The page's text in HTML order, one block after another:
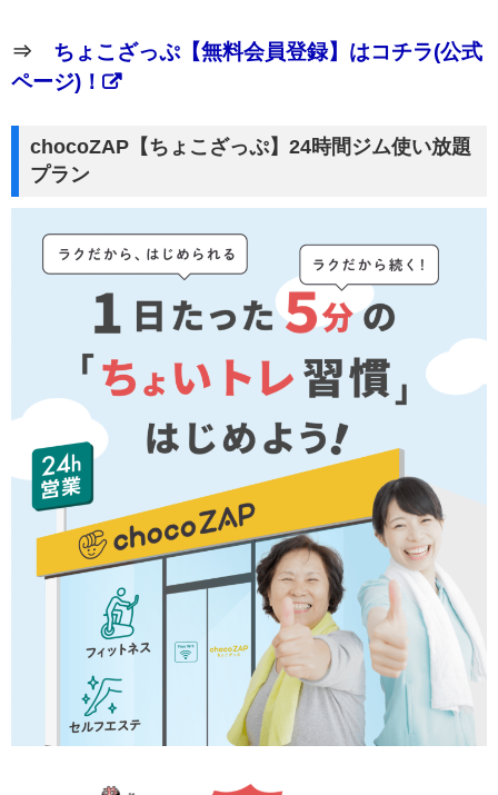
⇒ ちょこざっぷ【無料会員登録】はコチラ(公式
ページ)！
chocoZAP【ちょこざっぷ】24時間ジム使い放題
プラン